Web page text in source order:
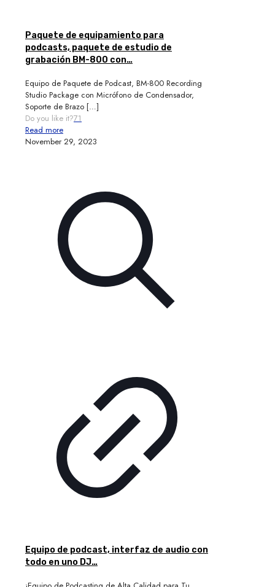
Paquete de equipamiento para
podcasts, paquete de estudio de
grabación BM-800 con…
Equipo de Paquete de Podcast, BM-800 Recording
Studio Package con Micrófono de Condensador,
Soporte de Brazo […]
Do you like it?71
Read more
November 29, 2023
Equipo de podcast, interfaz de audio con
todo en uno DJ…